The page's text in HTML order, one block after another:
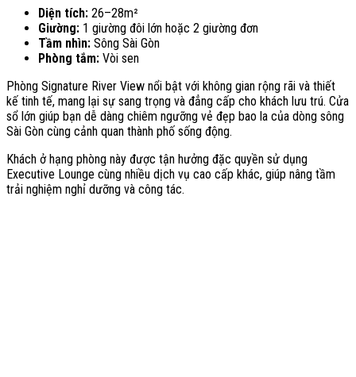
Diện tích: 26–28m²
Giường: 1 giường đôi lớn hoặc 2 giường đơn
Tầm nhìn: Sông Sài Gòn
Phòng tắm: Vòi sen
Phòng Signature River View nổi bật với không gian rộng rãi và thiết
kế tinh tế, mang lại sự sang trọng và đẳng cấp cho khách lưu trú. Cửa
sổ lớn giúp bạn dễ dàng chiêm ngưỡng vẻ đẹp bao la của dòng sông
Sài Gòn cùng cảnh quan thành phố sống động.
Khách ở hạng phòng này được tận hưởng đặc quyền sử dụng
Executive Lounge cùng nhiều dịch vụ cao cấp khác, giúp nâng tầm
trải nghiệm nghỉ dưỡng và công tác.